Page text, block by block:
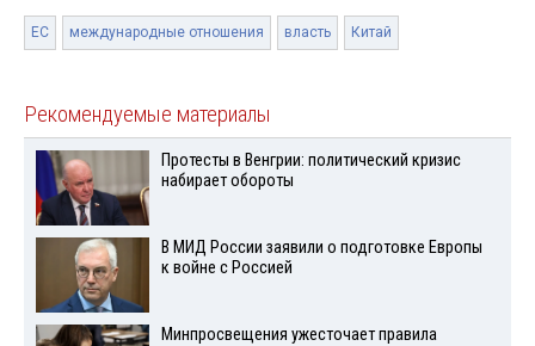
ЕС международные отношения власть Китай
Рекомендуемые материалы
Протесты в Венгрии: политический кризис
набирает обороты
В МИД России заявили о подготовке Европы
к войне с Россией
Минпросвещения ужесточает правила